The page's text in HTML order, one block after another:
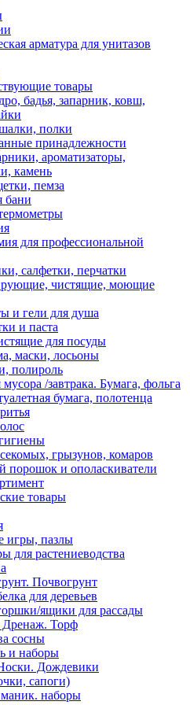
арматура для унитазов
товары
бадья, запарник, ковш,
полки
принадлежности
ароматизаторы,
камень
пемза
бани
для профессиональной
салфетки, перчатки
чистящие, моющие
и гели для душа
и паста
для посуды
маски, лосьоны
полироль
/завтрака. Бумага, фольга
бумага, полотенца
грызунов, комаров
порошок и ополаскиватели
товары
игры, пазлы
для растениеводства
Почвогрунт
для деревьев
ящики для рассады
Дренаж. Торф
сосны
и наборы
Дождевики
сапоги)
наборы